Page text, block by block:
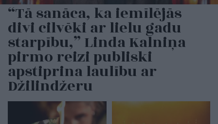
“Tā sanāca, ka iemīlējās
divi cilvēki ar lielu gadu
starpību,” Linda Kalniņa
pirmo reizi publiski
apstiprina laulību ar
Džilindžeru